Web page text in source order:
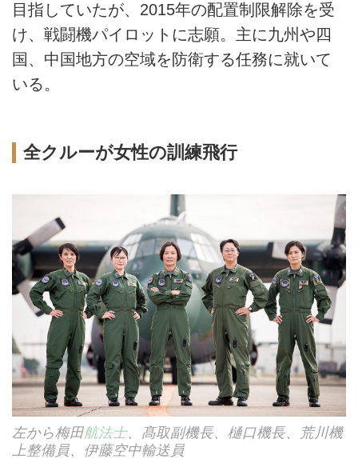
目指していたが、2015年の配置制限解除を受
け、戦闘機パイロットに志願。主に九州や四
国、中国地方の空域を防衛する任務に就いて
いる。
全クルーが女性の訓練飛行
左から梅田航法士、髙取副機長、樋口機長、荒川機
上整備員、伊藤空中輸送員